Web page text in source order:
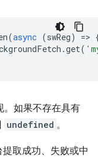
(async (swReg) =>
.get(
。如果不存在具有
undefined 。
取成功、失败或中